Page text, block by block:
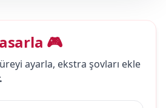
🎮
ayarla, ekstra şovları ekle